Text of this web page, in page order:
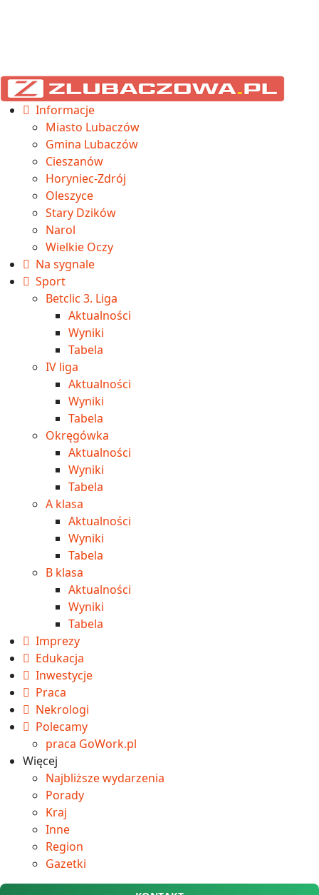
Informacje
Miasto Lubaczów
Gmina Lubaczów
Cieszanów
Horyniec-Zdrój
Oleszyce
Stary Dzików
Narol
Wielkie Oczy
Na sygnale
Sport
Betclic 3. Liga
Aktualności
Wyniki
Tabela
IV liga
Aktualności
Wyniki
Tabela
Okręgówka
Aktualności
Wyniki
Tabela
A klasa
Aktualności
Wyniki
Tabela
B klasa
Aktualności
Wyniki
Tabela
Imprezy
Edukacja
Inwestycje
Praca
Nekrologi
Polecamy
praca GoWork.pl
Więcej
Najbliższe wydarzenia
Porady
Kraj
Inne
Region
Gazetki